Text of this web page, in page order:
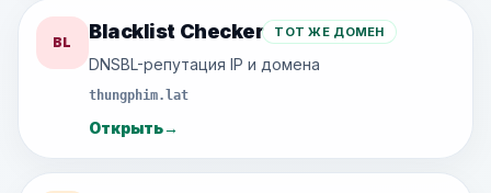
BL Blacklist Checker ТОТ ЖЕ ДОМЕН
DNSBL-репутация IP и домена
thungphim.lat
Открыть→